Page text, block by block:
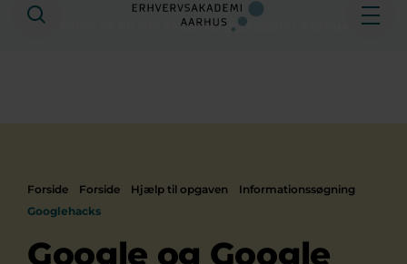
Erhvervsakademi Aarhus
Søg
Forside Forside Hjælp til opgaven
Informationssøgning
Googlehacks
Google og Google